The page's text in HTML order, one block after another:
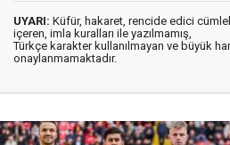
UYARI: Küfür, hakaret, rencide edici
içeren, imla kuralları ile yazılmamış,
Türkçe karakter kullanılmayan ve büyük
onaylanmamaktadır.